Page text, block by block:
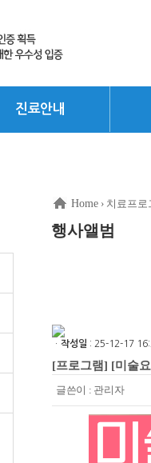
진료안내
Home › 치료프로
행사앨범
ㆍ 작성일 : 25-12-17
[프로그램] [미술
글쓴이 : 관리자